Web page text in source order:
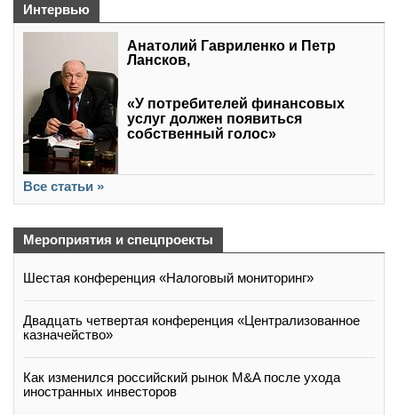
Интервью
Анатолий Гавриленко и Петр
Лансков,
«У потребителей финансовых
услуг должен появиться
собственный голос»
Все статьи »
Мероприятия и спецпроекты
Шестая конференция «Налоговый мониторинг»
Двадцать четвертая конференция «Централизованное
казначейство»
Как изменился российский рынок M&A после ухода
иностранных инвесторов